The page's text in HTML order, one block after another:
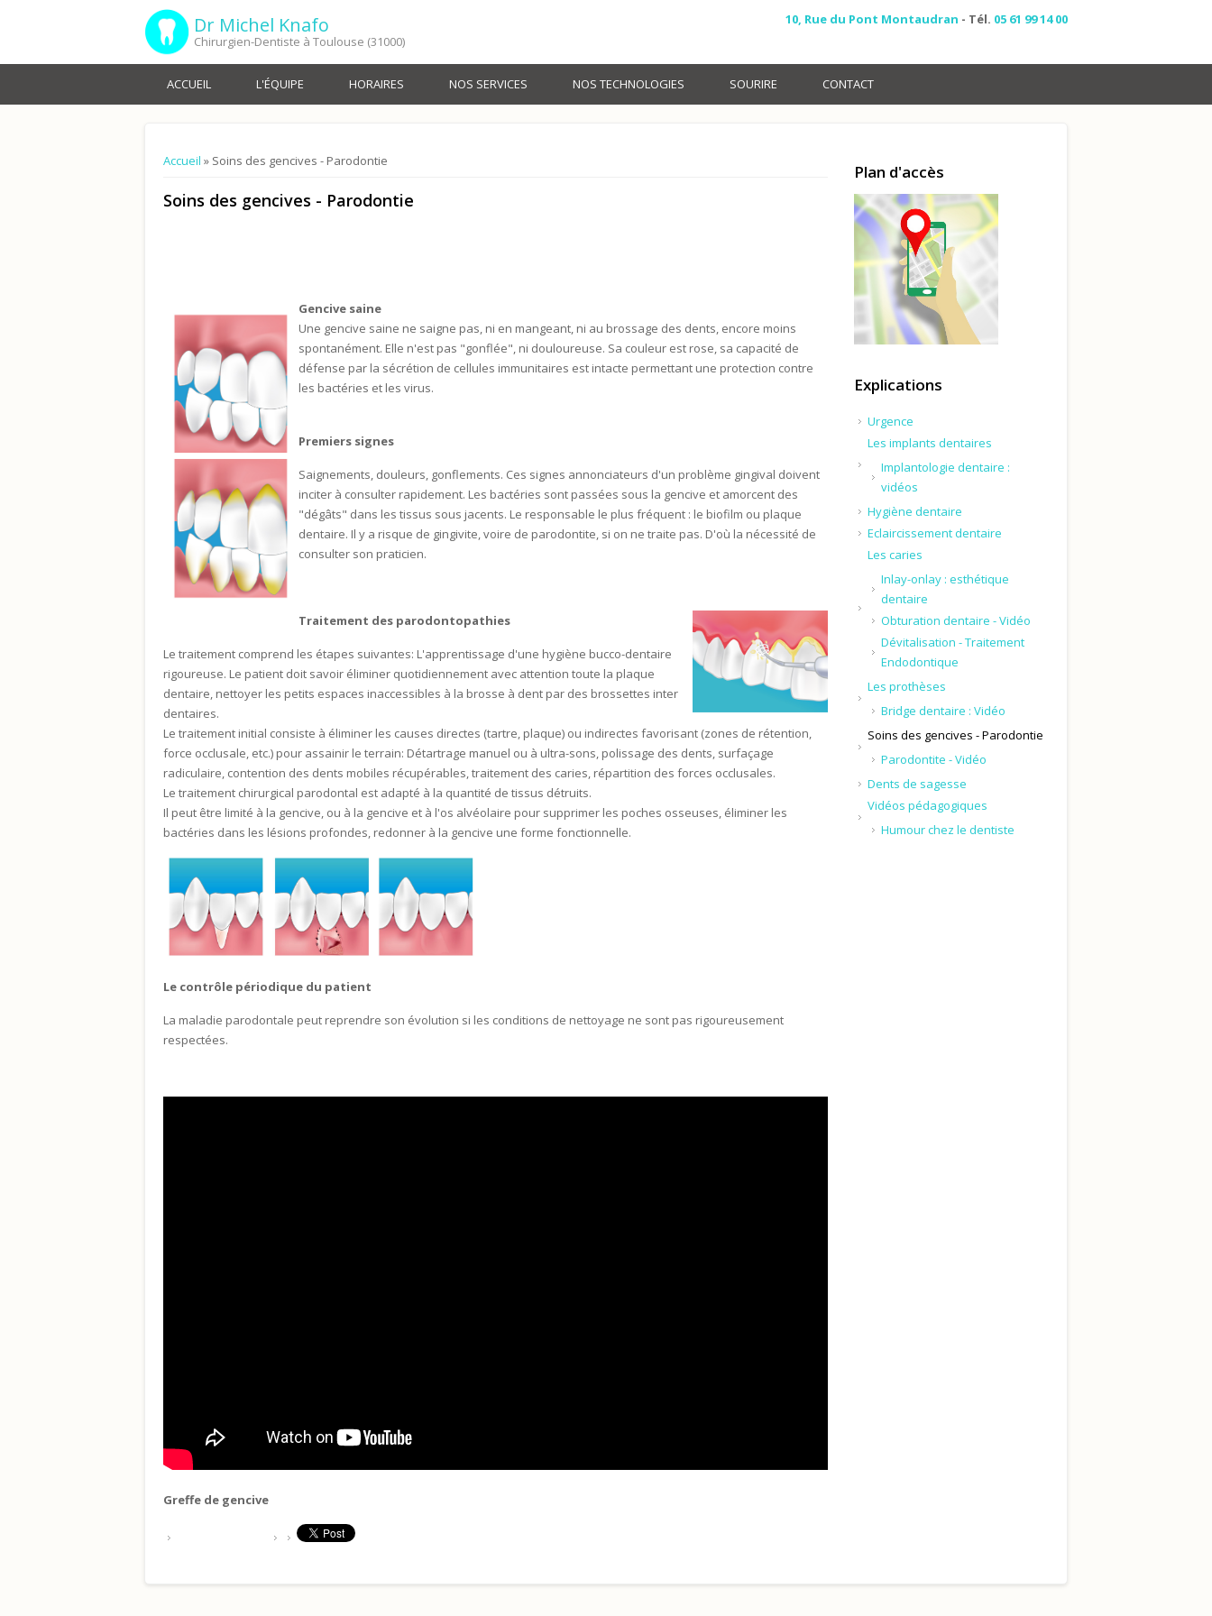
10, Rue du Pont Montaudran - Tél. 05 61 99 14 00
Dr Michel Knafo
Chirurgien-Dentiste à Toulouse (31000)
ACCUEIL L'ÉQUIPE HORAIRES NOS SERVICES NOS TECHNOLOGIES SOURIRE CONTACT
Vous êtes ici
Accueil » Soins des gencives - Parodontie
Soins des gencives - Parodontie
Gencive saine
Une gencive saine ne saigne pas, ni en mangeant, ni au brossage des dents, encore moins
spontanément. Elle n'est pas "gonflée", ni douloureuse. Sa couleur est rose, sa capacité de
défense par la sécrétion de cellules immunitaires est intacte permettant une protection contre
les bactéries et les virus.
Premiers signes
Saignements, douleurs, gonflements. Ces signes annonciateurs d'un problème gingival doivent
inciter à consulter rapidement. Les bactéries sont passées sous la gencive et amorcent des
"dégâts" dans les tissus sous jacents. Le responsable le plus fréquent : le biofilm ou plaque
dentaire. Il y a risque de gingivite, voire de parodontite, si on ne traite pas. D'où la nécessité de
consulter son praticien.
Traitement des parodontopathies
Le traitement comprend les étapes suivantes: L'apprentissage d'une hygiène bucco-dentaire
rigoureuse. Le patient doit savoir éliminer quotidiennement avec attention toute la plaque
dentaire, nettoyer les petits espaces inaccessibles à la brosse à dent par des brossettes inter
dentaires.
Le traitement initial consiste à éliminer les causes directes (tartre, plaque) ou indirectes favorisant (zones de rétention,
force occlusale, etc.) pour assainir le terrain: Détartrage manuel ou à ultra-sons, polissage des dents, surfaçage
radiculaire, contention des dents mobiles récupérables, traitement des caries, répartition des forces occlusales.
Le traitement chirurgical parodontal est adapté à la quantité de tissus détruits.
Il peut être limité à la gencive, ou à la gencive et à l'os alvéolaire pour supprimer les poches osseuses, éliminer les
bactéries dans les lésions profondes, redonner à la gencive une forme fonctionnelle.
Le contrôle périodique du patient
La maladie parodontale peut reprendre son évolution si les conditions de nettoyage ne sont pas rigoureusement
respectées.
Greffe de gencive
Plan d'accès
Explications
Urgence
Les implants dentaires
Implantologie dentaire :
vidéos
Hygiène dentaire
Eclaircissement dentaire
Les caries
Inlay-onlay : esthétique
dentaire
Obturation dentaire - Vidéo
Dévitalisation - Traitement
Endodontique
Les prothèses
Bridge dentaire : Vidéo
Soins des gencives - Parodontie
Parodontite - Vidéo
Dents de sagesse
Vidéos pédagogiques
Humour chez le dentiste